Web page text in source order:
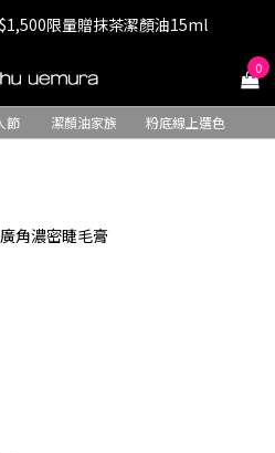
下單享免運+贈$200回購金
限量贈抹茶潔顏油15ml
下單享免運+贈$200回購金 0
節 潔顏油家族 粉底線上選色